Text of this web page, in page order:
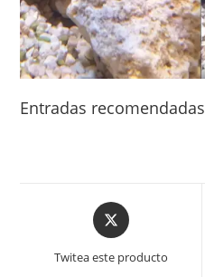
Entradas recomendadas
Opens
in
Twitea este producto